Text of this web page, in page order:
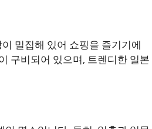
밀집해 있어 쇼핑을 즐기기에
구비되어 있으며, 트렌디한 일본